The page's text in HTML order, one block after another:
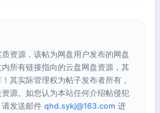
资源，该帖为网盘用户发布的网盘
所有链接指向的云盘网盘资源，其
其实际管理权为帖子发布者所有，
源。如您认为本站任何介绍帖侵犯
发送邮件 qhd.sykj@163.com 进